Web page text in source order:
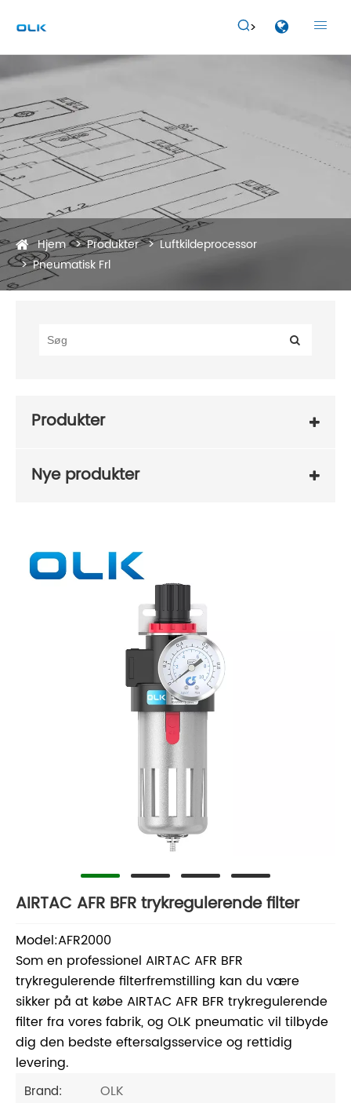
 
Hjem Produkter
Luftkildeprocessor
Pneumatisk Frl
Produkter
Nye produkter
AIRTAC AFR BFR trykregulerende filter
Model:AFR2000
Som en professionel AIRTAC AFR BFR
trykregulerende filterfremstilling kan du være
sikker på at købe AIRTAC AFR BFR trykregulerende
filter fra vores fabrik, og OLK pneumatic vil tilbyde
dig den bedste eftersalgsservice og rettidig
levering.
Brand: OLK